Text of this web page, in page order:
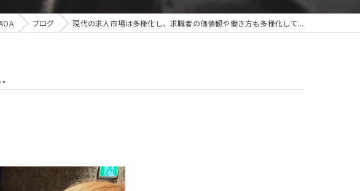
ブログ 現代の求人市場は多様化し、求職者の価値観や働き方も多様化して...